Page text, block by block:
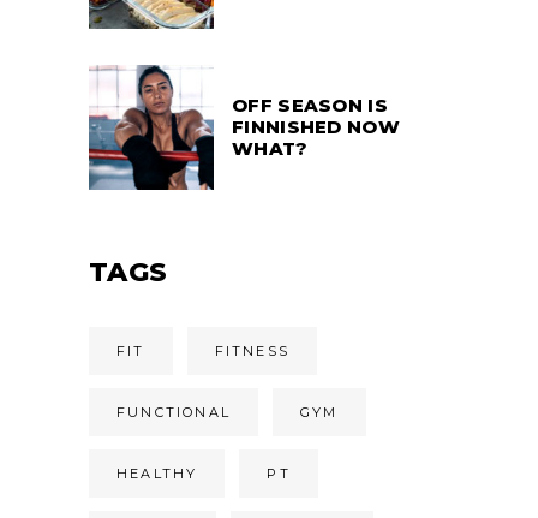
OFF SEASON IS
FINNISHED NOW
WHAT?
TAGS
FIT FITNESS
FUNCTIONAL GYM
HEALTHY PT